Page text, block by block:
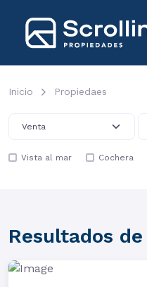
Inicio Propiedaes
Vista al mar Cochera
Resultados